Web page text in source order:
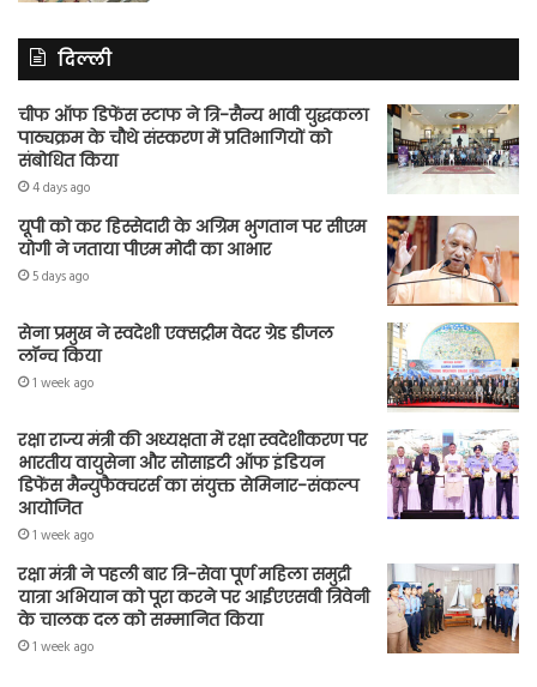
दिल्ली
चीफ ऑफ डिफेंस स्टाफ ने त्रि-सैन्य भावी युद्धकला
पाठ्यक्रम के चौथे संस्करण में प्रतिभागियों को
संबोधित किया
4 days ago
यूपी को कर हिस्सेदारी के अग्रिम भुगतान पर सीएम
योगी ने जताया पीएम मोदी का आभार
5 days ago
सेना प्रमुख ने स्वदेशी एक्सट्रीम वेदर ग्रेड डीजल
लॉन्च किया
1 week ago
रक्षा राज्य मंत्री की अध्यक्षता में रक्षा स्वदेशीकरण पर
भारतीय वायुसेना और सोसाइटी ऑफ इंडियन
डिफेंस मैन्युफैक्चरर्स का संयुक्त सेमिनार-संकल्प
आयोजित
1 week ago
रक्षा मंत्री ने पहली बार त्रि-सेवा पूर्ण महिला समुद्री
यात्रा अभियान को पूरा करने पर आईएएसवी त्रिवेनी
के चालक दल को सम्मानित किया
1 week ago